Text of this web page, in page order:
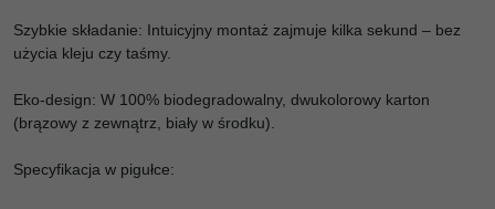
Szybkie składanie: Intuicyjny montaż zajmuje kilka sekund – bez
użycia kleju czy taśmy.
Eko-design: W 100% biodegradowalny, dwukolorowy karton
(brązowy z zewnątrz, biały w środku).
Specyfikacja w pigułce: